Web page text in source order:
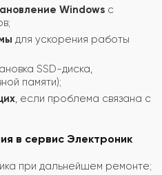
Windows с
для ускорения работы
SSD-диска,
памяти);
, если проблема связана с
в сервис Электроник
при дальнейшем ремонте;